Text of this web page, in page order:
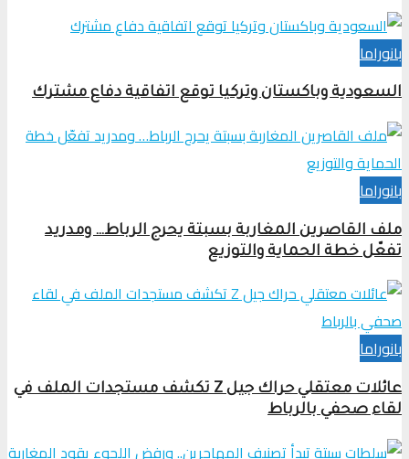
بانوراما
السعودية وباكستان وتركيا توقع اتفاقية دفاع مشترك
بانوراما
ملف القاصرين المغاربة بسبتة يحرج الرباط… ومدريد
تفعّل خطة الحماية والتوزيع
بانوراما
عائلات معتقلي حراك جيل Z تكشف مستجدات الملف في
لقاء صحفي بالرباط